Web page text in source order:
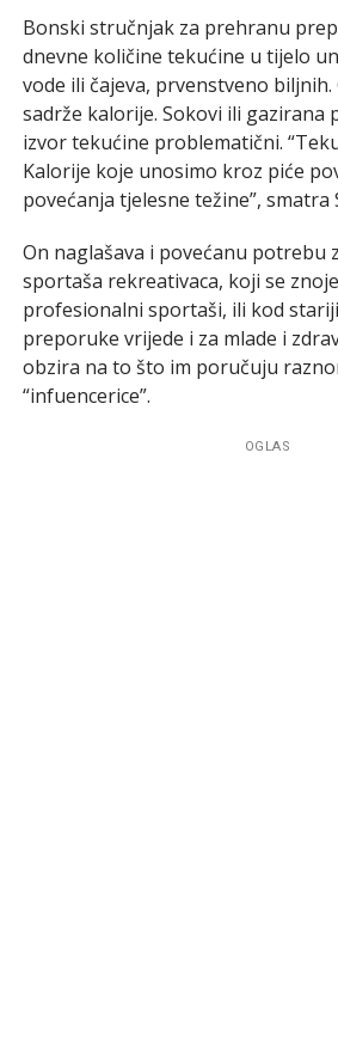
Bonski stručnjak za prehranu
dnevne količine tekućine u tijelo
vode ili čajeva, prvenstveno biljnih.
sadrže kalorije. Sokovi ili gazirana
izvor tekućine problematični.
Kalorije koje unosimo kroz piće
povećanja tjelesne težine”, smatra
On naglašava i povećanu potrebu
sportaša rekreativaca, koji se
profesionalni sportaši, ili kod
preporuke vrijede i za mlade i
obzira na to što im poručuju
“infuencerice”.
OGLAS